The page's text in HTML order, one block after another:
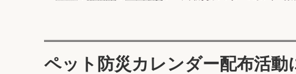
ペット防災カレンダー配布活